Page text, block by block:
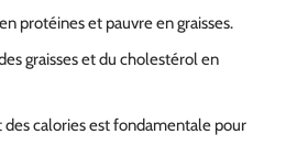
protéines et pauvre en graisses.
graisses et du cholestérol en
des calories est fondamentale pour